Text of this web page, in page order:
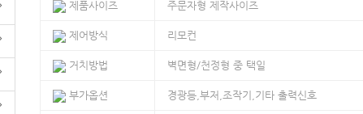
제품사이즈 주문자형 제작사이즈
제어방식 리모컨
거치방법 벽면형/천정형 중 택일
부가옵션 경광등,부저,조작기,기타 출력신호